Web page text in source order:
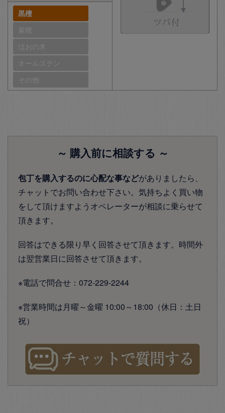
黒檀
紫檀
ほおの木
オールステン
その他
～ 購入前に相談する ～
包丁を購入するのに心配な事などがありましたら、
チャットでお問い合わせ下さい。気持ちよく買い物
をして頂けますようオペレーターが相談に乗らせて
頂きます。
回答はできる限り早く回答させて頂きます。時間外
は翌営業日に回答させて頂きます。
※電話で問合せ：072-229-2244
※営業時間は月曜～金曜 10:00～18:00（休日：土日
祝）